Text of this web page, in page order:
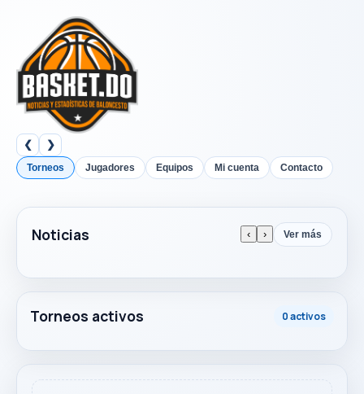
❮ ❯
Torneos Jugadores Equipos Mi cuenta Contacto
Noticias ‹ › Ver más
Torneos activos 0 activos